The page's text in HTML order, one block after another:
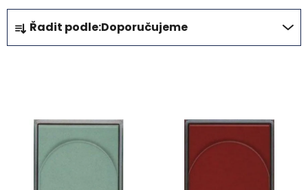
Ř
a
z
Řadit podle:Doporučujeme